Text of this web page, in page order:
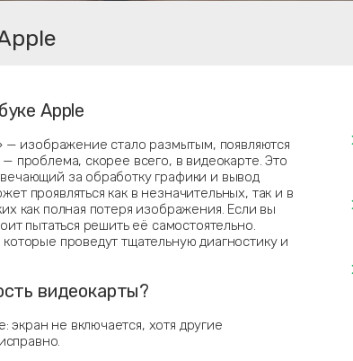
Apple
— изображение стало размытым, появляются
проблема, скорее всего, в видеокарте. Это
за обработку графики и вывод
проявляться как в незначительных, так и в
как полная потеря изображения. Если вы
пытаться решить её самостоятельно.
проведут тщательную диагностику и
видеокарты?
экран не включается, хотя другие